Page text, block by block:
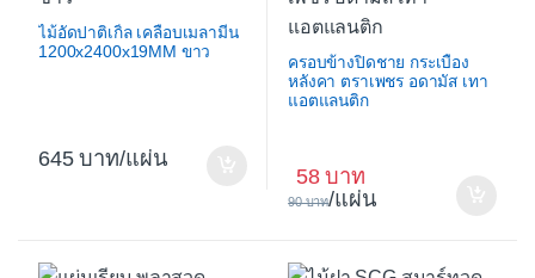
ไม้อัดปาติเกิ้ล เคลือบเมลามีน
1200x2400x19MM ขาว
645 /แผ่น
ครอบข้างปิดชาย กระเบื้อง
หลังคา ตราเพชร อดามัส เทา
แอตแลนติก
58
90 /แผ่น